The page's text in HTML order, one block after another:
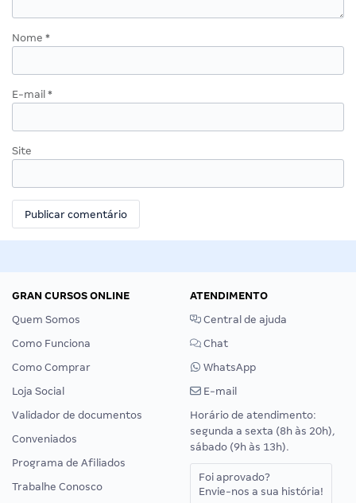
Nome *
E-mail *
Site
GRAN CURSOS ONLINE
Quem Somos
Como Funciona
Como Comprar
Loja Social
Validador de documentos
Conveniados
Programa de Afiliados
Trabalhe Conosco
ATENDIMENTO
Central de ajuda
Chat
WhatsApp
E-mail
Horário de atendimento:
segunda a sexta (8h às 20h),
sábado (9h às 13h).
Foi aprovado?
Envie-nos a sua história!